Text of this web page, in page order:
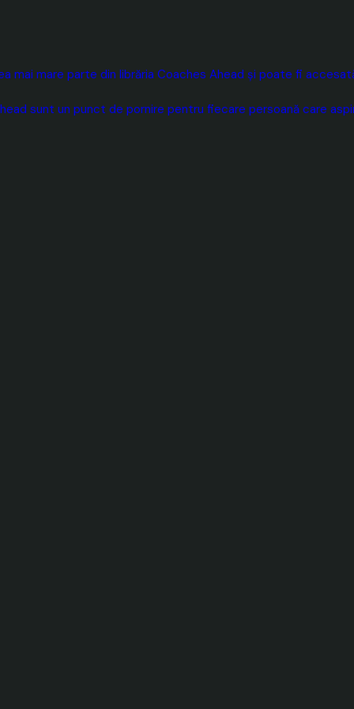
mai mare parte din librăria Coaches Ahead și poate fi
sunt un punct de pornire pentru fiecare persoană care